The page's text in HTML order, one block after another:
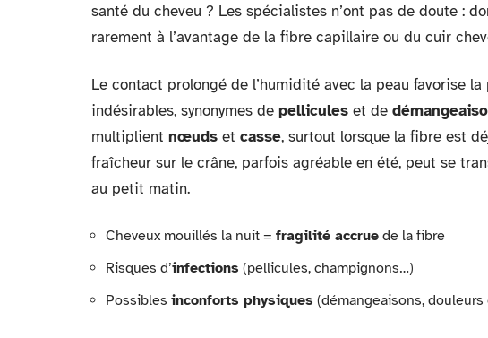
santé du cheveu ? Les spécialistes n’ont pas de doute :
rarement à l’avantage de la fibre capillaire ou du cuir
Le contact prolongé de l’humidité avec la peau favorise
indésirables, synonymes de pellicules et de
multiplient nœuds et casse, surtout lorsque la fibre est
fraîcheur sur le crâne, parfois agréable en été, peut se
au petit matin.
Cheveux mouillés la nuit = fragilité accrue de la fibre
Risques d’infections (pellicules, champignons…)
Possibles inconforts physiques (démangeaisons,